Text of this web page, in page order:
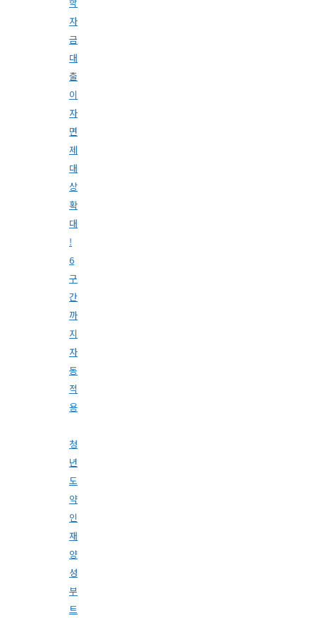
자
금
대
출
이
자
면
제
대
상
확
대
!
6
구
간
까
지
자
동
적
용
청
년
도
약
인
재
양
성
부
트